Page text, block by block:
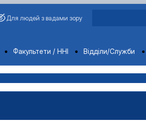
Для людей з вадами зору
Факультети / ННІ Відділи/Служби